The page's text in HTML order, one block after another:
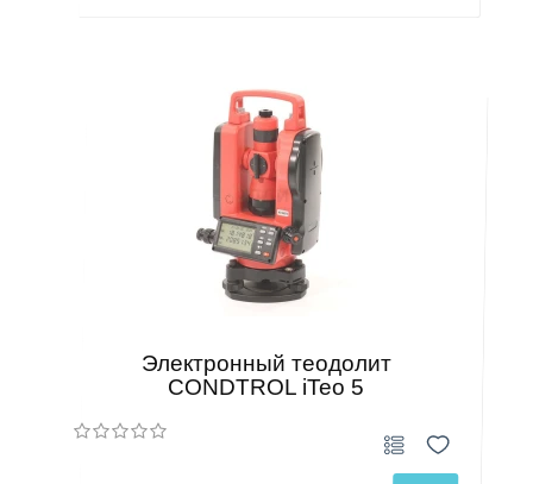
Электронный теодолит
CONDTROL iTeo 5